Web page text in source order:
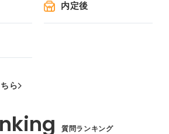
内定後
ら
質問ランキング